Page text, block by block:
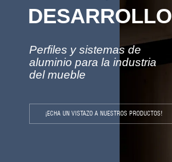
DESARROLLO
Perfiles y sistemas de
aluminio para la industria
del mueble
¡ECHA UN VISTAZO A NUESTROS PRODUCTOS!